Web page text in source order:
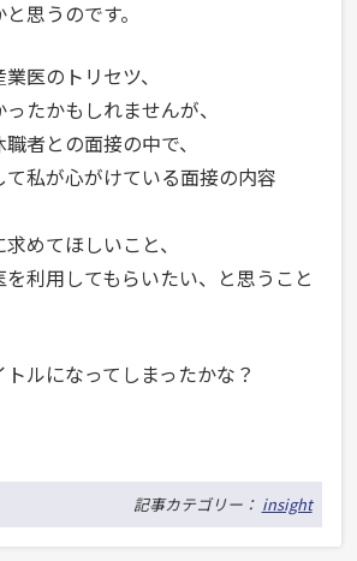
思うのです。
医のトリセツ、
たかもしれませんが、
者との面接の中で、
私が心がけている面接の内容
めてほしいこと、
利用してもらいたい、と思うこと
ルになってしまったかな？
記事カテゴリー： insight